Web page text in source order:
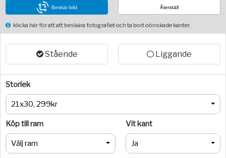
Beskär bild Återställ
klicka här för att att beskära fotografiet och ta bort oönskade kanter.
Stående Liggande
Storlek
21x30, 299kr
Köp till ram
Välj ram
Vit kant
Ja